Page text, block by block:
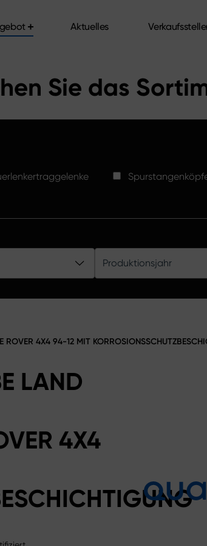
Aktuelles
Sie das
Produktionsjahr
4X4 94-12 MIT
LAND
4X4